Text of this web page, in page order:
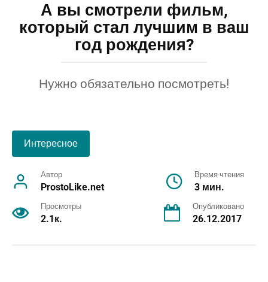
А вы смотрели фильм,
который стал лучшим в ваш
год рождения?
Нужно обязательно посмотреть!
Интересное
Автор
ProstoLike.net
Время чтения
3 мин.
Просмотры
2.1к.
Опубликовано
26.12.2017